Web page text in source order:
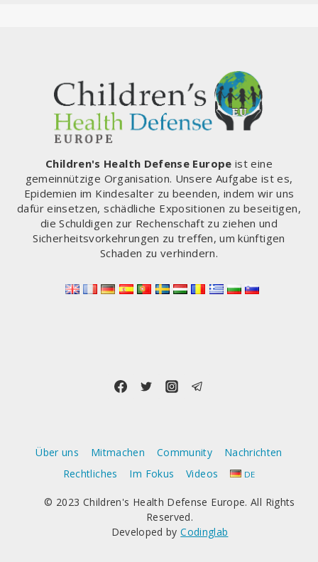
Children's Health Defense Europe ist eine
gemeinnützige Organisation. Unsere Aufgabe ist es,
Epidemien im Kindesalter zu beenden, indem wir uns
dafür einsetzen, schädliche Expositionen zu beseitigen,
die Schuldigen zur Rechenschaft zu ziehen und
Sicherheitsvorkehrungen zu treffen, um künftigen
Schaden zu verhindern.
Über uns Mitmachen Community
Nachrichten
Rechtliches
Im Fokus Videos DE
© 2023 Children's Health Defense Europe. All Rights
Reserved.
Developed byCodinglab